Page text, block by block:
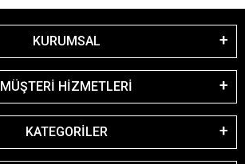
KURUMSAL
MÜŞTERİ HİZMETLERİ
KATEGORİLER